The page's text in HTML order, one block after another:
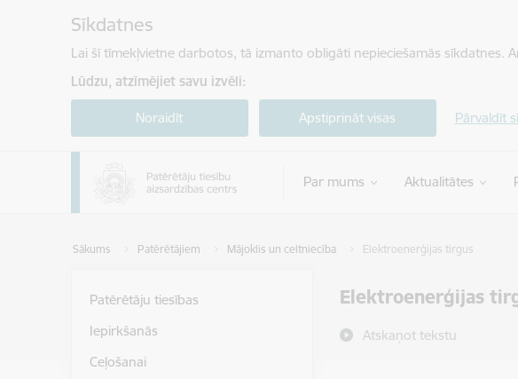
Sīkdatnes
Lai šī tīmekļvietne darbotos, tā izmanto obligāti nepieciešamās
Lūdzu, atzīmējiet savu izvēli:
Noraidīt Apstiprināt visas Pārvaldīt
Par mums Aktualitātes
Sākums Patērētājiem Mājoklis un celtniecība Elektroenerģijas tirgus
Elektroenerģijas
Atskaņot tekstu
Patērētāju tiesības
Iepirkšanās
Ceļošanai